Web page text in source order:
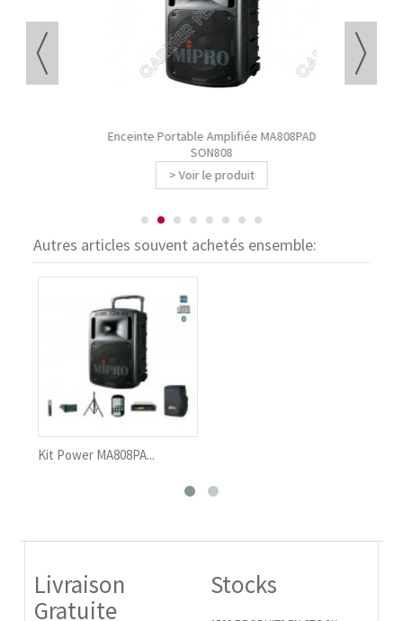
Enceinte Portable Amplifiée MA808PAD
SON808
> Voir le produit
Autres articles souvent achetés ensemble:
Kit Power MA808PA...
Livraison
Gratuite
Stocks